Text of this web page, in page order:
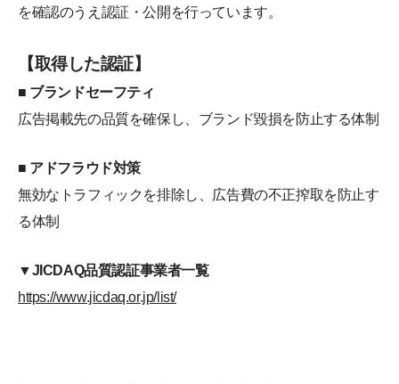
を確認のうえ認証・公開を行っています。
【取得した認証】
■ ブランドセーフティ
広告掲載先の品質を確保し、ブランド毀損を防止する体制
■ アドフラウド対策
無効なトラフィックを排除し、広告費の不正搾取を防止す
る体制
▼JICDAQ品質認証事業者一覧
https://www.jicdaq.or.jp/list/